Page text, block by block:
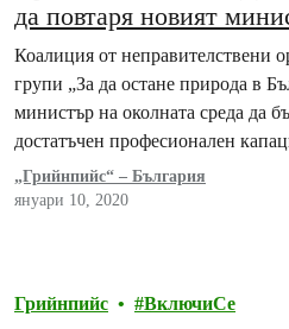
да повтаря новият
Коалиция от неправителствени
групи „За да остане природа в
министър на околната среда да
достатъчен професионален
„Грийнпийс“ – България
януари 10, 2020
Грийнпийс ВключиСе